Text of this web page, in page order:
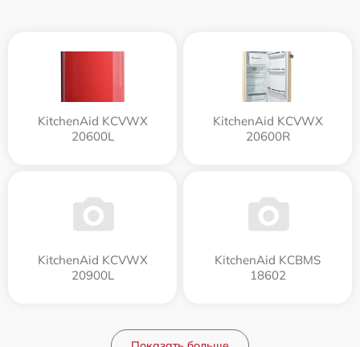
KitchenAid KCVWX
20600L
KitchenAid KCVWX
20600R
KitchenAid KCVWX
20900L
KitchenAid KCBMS
18602